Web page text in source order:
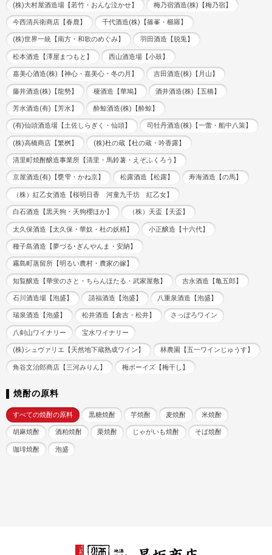
(株)大村屋酒造場【若竹・おんな泣かせ】 梅乃宿酒造(株)【梅乃宿】
今西清兵衛商店【春鹿】 千代酒造(株)【篠峯・櫛羅】
(株)世界一統【南方・和歌のめぐみ】 羽田酒造【脱兎】
松本酒造【澤屋まつもと】 西山酒造場【小鼓】
嘉美心酒造(株)【神心・嘉美心・冬の月】 吉田酒造(株)【月山】
藤井酒造(株)【龍勢】 榎酒造【華鳩】 酒井酒造(株)【五橋】
芳水酒造(有)【芳水】 酔鯨酒造(株)【酔鯨】
(有)仙頭酒造場【土佐しらぎく・仙頭】 司牡丹酒造(株)【一蕾・船中八策】
(株)高橋商店【繁桝】 (株)杜の蔵【杜の蔵・吟香露】
清里町焼酎醸造事業所【清里・馬鈴薯・えぞふくろう】
京屋酒造(有)【甕雫・かね京】 松露酒造【松露】 寿海酒造【の馬】
（株）紅乙女酒造【桜明日香 河童九千坊 紅乙女】
白石酒造【黒天狗・天狗櫻ほか】 （株）天盃【天盃】
太久保酒造【太久保・華奴・杜の妖精】 小正醸造【十六代】
種子島酒造【夢づる･ぎんやんま・安納】
霧島町蒸留所【明るい農村・農家の嫁】
知覧醸造【華蛍のさと・ちらんほたる・武家屋敷】 吉永酒造【亀五郎】
石川酒造場【泡盛】 請福酒造【泡盛】 八重泉酒造【泡盛】
瑞泉酒造【泡盛】 松井酒造【倉吉・松井】 さっぽろワイン
八剣山ワイナリー 宝水ワイナリー
(株)シュヴァリエ【天然地下蔵熟成ワイン】 林農園【五一ワインじゅうす】
角谷文治郎商店【三河みりん】 梅ボーイズ【梅干し】
焼酎の原料
すべての焼酎の原料 黒糖焼酎 芋焼酎 麦焼酎 米焼酎
胡麻焼酎 酒粕焼酎 栗焼酎 じゃがいも焼酎 そば焼酎
珈琲焼酎 泡盛